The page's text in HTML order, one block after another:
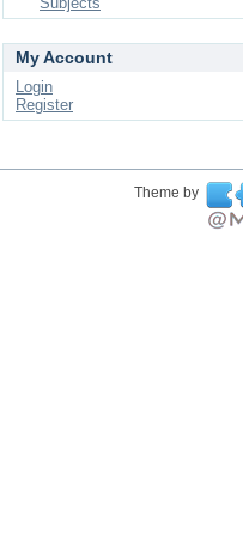
My Account
Login
Register
Theme by